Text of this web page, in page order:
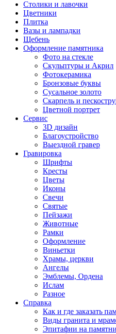
Столики и лавочки
Цветники
Плитка
Вазы и лампадки
Щебень
Оформление памятника
Фото на стекле
Скульптуры и Акрил
Фотокерамика
Бронзовые буквы
Сусальное золото
Скарпель и
Цветной портрет
Сервис
3D дизайн
Благоустройство
Выездной гравер
Гравировка
Шрифты
Кресты
Цветы
Иконы
Свечи
Святые
Пейзажи
Животные
Рамки
Оформление
Виньетки
Храмы, церкви
Ангелы
Эмблемы, Ордена
Ислам
Разное
Справка
Как и где заказать
Виды гранита и
Эпитафии на